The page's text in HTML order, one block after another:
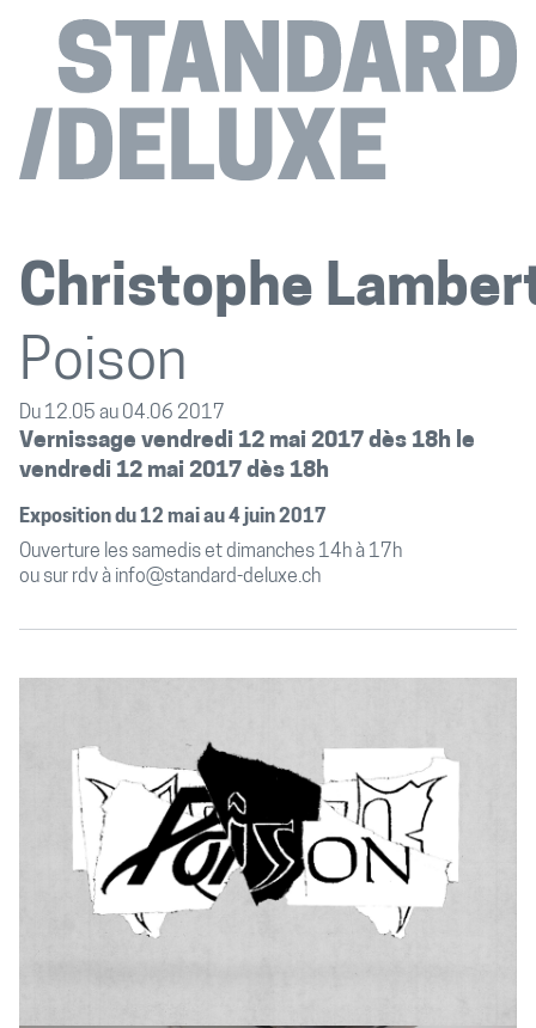
Christophe
Poison
Du 12.05 au 04.06 2017
Vernissage vendredi 12 mai 2017 dès 18h le
vendredi 12 mai 2017 dès 18h
Exposition du 12 mai au 4 juin 2017
Ouverture les samedis et dimanches 14h à 17h
ou sur rdv à info@standard-deluxe.ch